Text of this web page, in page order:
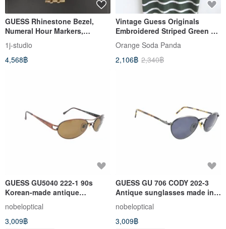
GUESS Rhinestone Bezel,
Numeral Hour Markers,
Chronograph Design,
Deployment Clasp, Vintage
Watch
1j-studio
4,568฿
Vintage Guess Originals
Embroidered Striped Green &
White Shirt, Made in India S
Orange​ Soda​ Panda
2,106฿ 2,340฿
GUESS GU5040 222-1 90s
Korean-made antique
sunglasses
nobeloptical
3,009฿
GUESS GU 706 CODY 202-3
Antique sunglasses made in
Hong Kong in the 90s
nobeloptical
3,009฿